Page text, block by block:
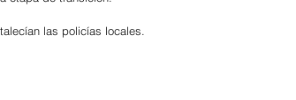
las policías locales.